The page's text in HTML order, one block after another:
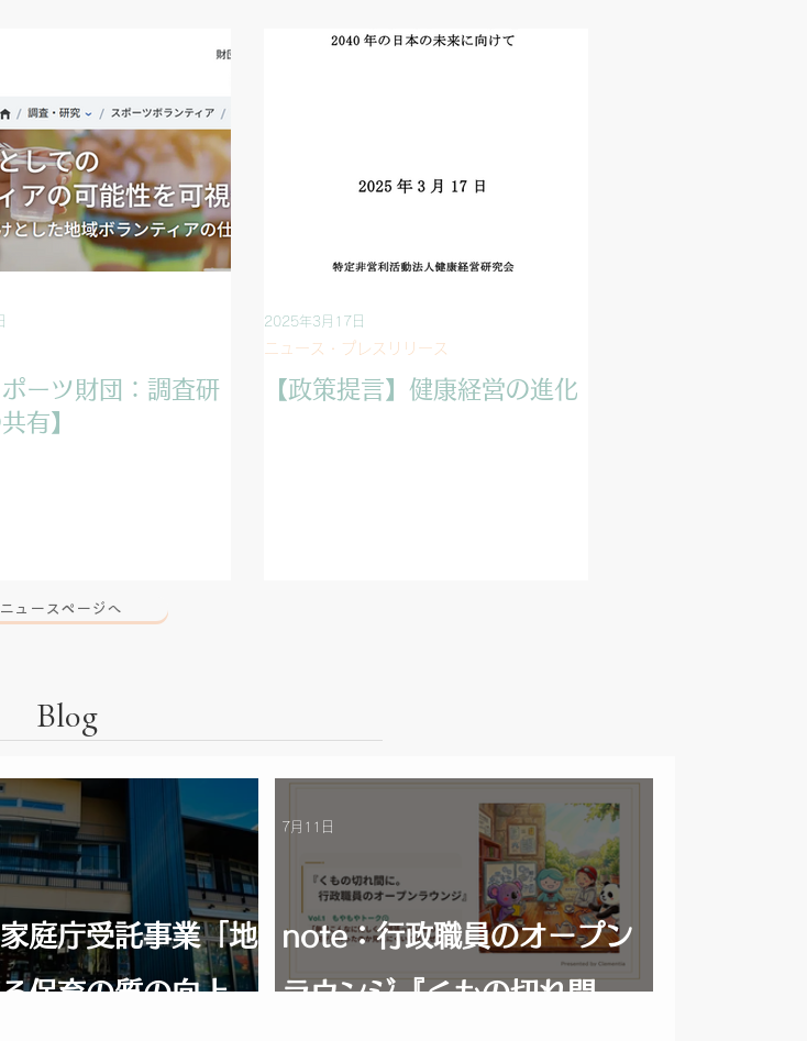
ポーツ財団：調査研
有】
【政策提言】健康経営の進化
ニュース・プレスリリース
2025年3月17日
ニュースページへ
Blog
庭庁受託事業「地
保育の質の向上の
note：行政職員のオープン
ラウンジ『くもの切れ間
7月11日